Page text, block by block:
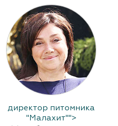
директор питомника
"Малахит"">